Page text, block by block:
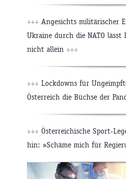
+++ Angesichts militärischer
Ukraine durch die NATO lässt
nicht allein +++
+++ Lockdowns für
Österreich die Büchse der
+++ Österreichische Sport-
hin: »Schäme mich für